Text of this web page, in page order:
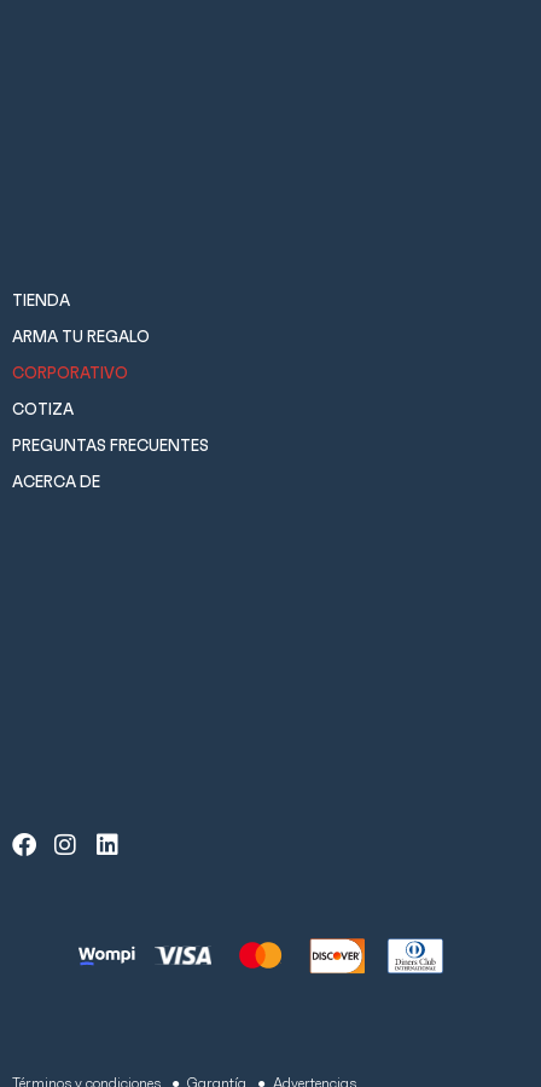
TIENDA
ARMA TU REGALO
CORPORATIVO
COTIZA
PREGUNTAS FRECUENTES
ACERCA DE
Términos y condiciones ● Garantía ● Advertencias